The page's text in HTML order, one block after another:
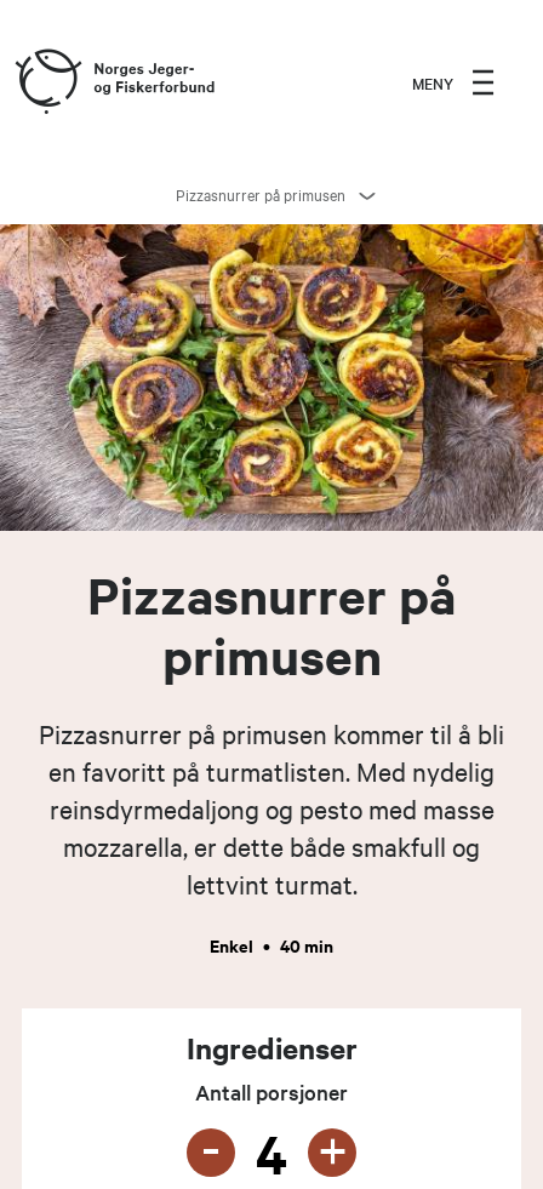
MENY
Pizzasnurrer på primusen
Pizzasnurrer på
primusen
Pizzasnurrer på primusen kommer til å bli
en favoritt på turmatlisten. Med nydelig
reinsdyrmedaljong og pesto med masse
mozzarella, er dette både smakfull og
lettvint turmat.
Enkel • 40 min
Ingredienser
Antall porsjoner
- 4 +